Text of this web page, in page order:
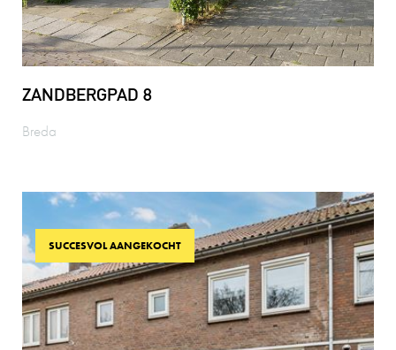
ZANDBERGPAD 8
Breda
SUCCESVOL AANGEKOCHT